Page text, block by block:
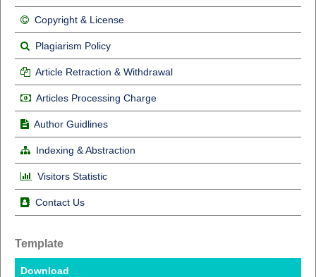
Copyright & License
Plagiarism Policy
Article Retraction & Withdrawal
Articles Processing Charge
Author Guidlines
Indexing & Abstraction
Visitors Statistic
Contact Us
Template
Download